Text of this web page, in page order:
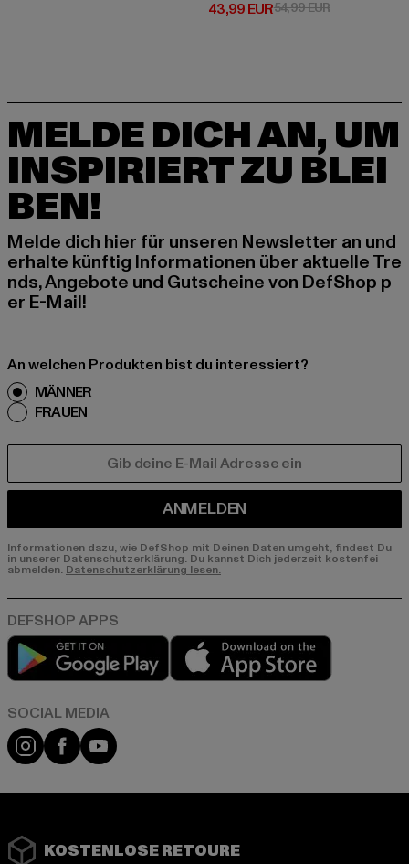
43,99 EUR
Derzeitiger Preis: 43,99 EUR
54,99 EURAktionspreis:
MELDE DICH AN, UM
INSPIRIERT ZU BLEI
BEN!
Melde dich hier für unseren Newsletter an und
erhalte künftig Informationen über aktuelle Tre
nds, Angebote und Gutscheine von DefShop p
er E-Mail!
An welchen Produkten bist du interessiert?
MÄNNER
FRAUEN
ANMELDEN
Informationen dazu, wie DefShop mit Deinen Daten umgeht, findest Du
in unserer Datenschutzerklärung. Du kannst Dich jederzeit kostenfei
abmelden. Datenschutzerklärung lesen.
Play market
Instagram
FacebookYouTube
KOSTENLOSE RETOURE